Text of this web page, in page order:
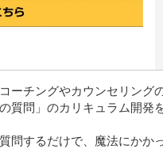
コーチングやカウンセリング
の質問」のカリキュラム開発
質問するだけで、魔法にかか